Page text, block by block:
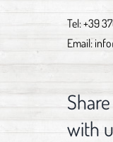
Tel:+39
Email:
with